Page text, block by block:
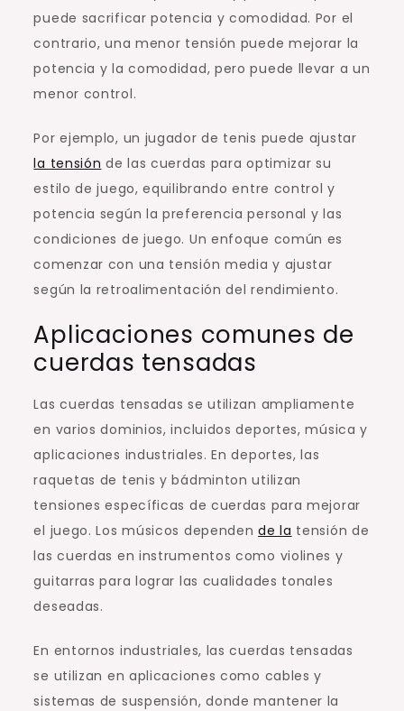
puede sacrificar potencia y comodidad. Por el
contrario, una menor tensión puede mejorar la
potencia y la comodidad, pero puede llevar a un
menor control.
Por ejemplo, un jugador de tenis puede ajustar
la tensión de las cuerdas para optimizar su
estilo de juego, equilibrando entre control y
potencia según la preferencia personal y las
condiciones de juego. Un enfoque común es
comenzar con una tensión media y ajustar
según la retroalimentación del rendimiento.
Aplicaciones comunes de
cuerdas tensadas
Las cuerdas tensadas se utilizan ampliamente
en varios dominios, incluidos deportes, música y
aplicaciones industriales. En deportes, las
raquetas de tenis y bádminton utilizan
tensiones específicas de cuerdas para mejorar
el juego. Los músicos dependende la tensión de
las cuerdas en instrumentos como violines y
guitarras para lograr las cualidades tonales
deseadas.
En entornos industriales, las cuerdas tensadas
se utilizan en aplicaciones como cables y
sistemas de suspensión, donde mantener la